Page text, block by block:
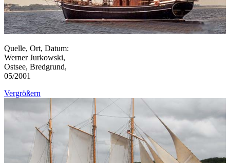
Quelle, Ort, Datum:
Werner Jurkowski,
Ostsee, Bredgrund,
05/2001
Vergrößern